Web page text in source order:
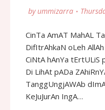
by ummizarra
CinTa AmAT MahAL
DifItrAhkaN oLeh
CiNtA hAnYa tErtULiS
Di LihAt pADa
TanggUngjAWAb
KeJuJurAn IngA…